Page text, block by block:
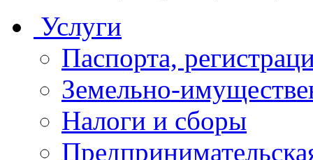
Услуги
Паспорта,
Земельно-
Налоги и сборы